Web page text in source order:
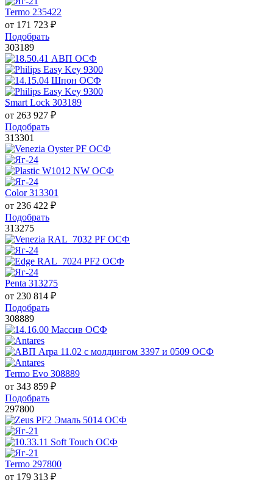
Termo 235422
от 171 723 ₽
Подобрать
303189
Smart Lock 303189
от 263 927 ₽
Подобрать
313301
Color 313301
от 236 422 ₽
Подобрать
313275
Penta 313275
от 230 814 ₽
Подобрать
308889
Termo Evo 308889
от 343 859 ₽
Подобрать
297800
Termo 297800
от 179 313 ₽